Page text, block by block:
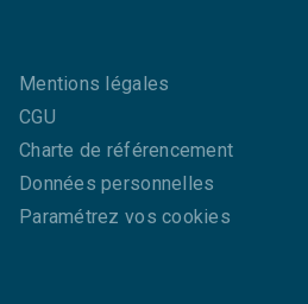
Mentions légales
CGU
Charte de référencement
Données personnelles
Paramétrez vos cookies